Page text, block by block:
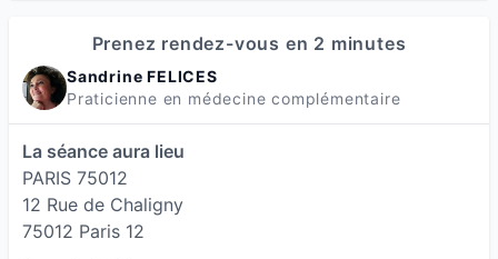
Prenez rendez-vous en 2 minutes
Sandrine FELICES
Praticienne en médecine complémentaire
La séance aura lieu
PARIS 75012
12 Rue de Chaligny
75012 Paris 12